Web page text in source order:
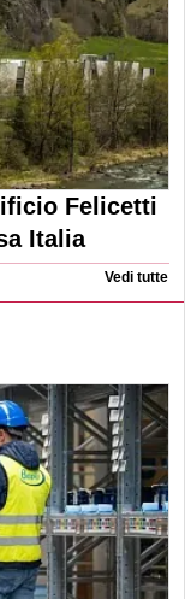
Felicetti
Italia
Vedi tutte